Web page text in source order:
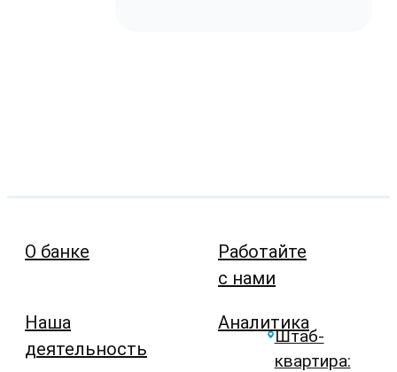
О банке
Наша
деятельность
Работайте
с нами
Аналитика
Штаб-
квартира: